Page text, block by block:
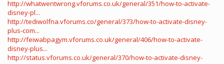
http://whatwentwrong.vforums.co.uk/general/351/how-to-activate-
disney-pl...
http://tediwolfna.vforums.co/general/373/how-to-activate-disney-
plus-com...
http://feiwabpagym.vforums.co.uk/general/406/how-to-activate-
disney-plus...
http://status.vforums.co.uk/general/370/how-to-activate-disney-